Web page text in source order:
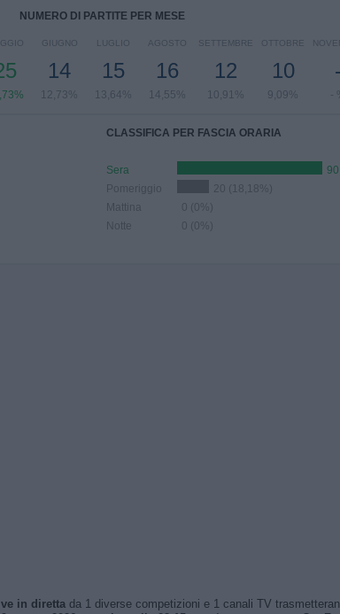
NUMERO DI PARTITE PER MESE
GIUGNO
14
12,73%
LUGLIO
15
13,64%
AGOSTO
16
14,55%
SETTEMBRE
12
10,91%
OTTOBRE
10
9,09%
-
-
CLASSIFICA PER FASCIA ORARIA
Sera
Pomeriggio
20 (18,18%)
Mattina
0 (0%)
Notte
0 (0%)
in direttada 1 diverse competizioni e 1 canali TV